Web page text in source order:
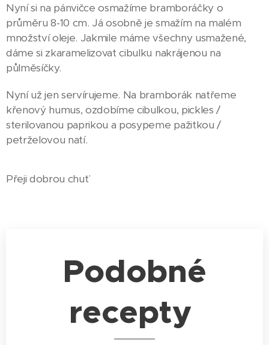
Nyní si na pánvičce osmažíme bramboráčky o
průměru 8-10 cm. Já osobně je smažím na malém
množství oleje. Jakmile máme všechny usmažené,
dáme si zkaramelizovat cibulku nakrájenou na
půlměsíčky.
Nyní už jen servírujeme. Na bramborák natřeme
křenový humus, ozdobíme cibulkou, pickles /
sterilovanou paprikou a posypeme pažitkou /
petrželovou natí.
Přeji dobrou chuť
Podobné
recepty